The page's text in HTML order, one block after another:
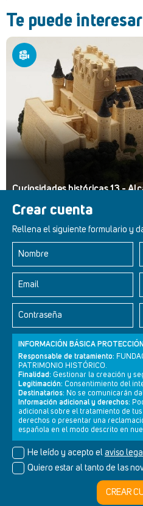
Crear cuenta
Rellena el siguiente formulario y
Nombre
Email
Contraseña
INFORMACIÓN BÁSICA
Responsable de tratamiento:
PATRIMONIO HISTÓRICO.
Finalidad: Gestionar la creación y
Legitimación: Consentimiento del
Destinatarios: No se comunicarán
Información adicional y derechos:
adicional sobre el tratamiento de
derechos o presentar una
española en el modo descrito en
He leído y acepto el aviso
Quiero estar al tanto de las
CREAR
Te puede interesar
Curiosidades históricas 13 -
Retablos
Newsletter Aviso legal Política
© Cultura+ 2026. Todos